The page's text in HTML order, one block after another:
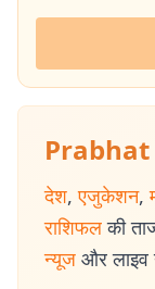
देश, एजुकेशन,
राशिफल की
न्यूज और लाइव